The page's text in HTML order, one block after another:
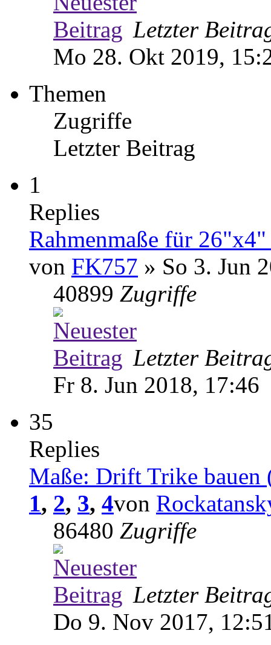
Letzter
Mo 28. Okt 2019,
Themen
Zugriffe
Letzter Beitrag
1
Replies
Rahmenmaße für
von FK757 » So 3. Jun
40899 Zugriffe
Letzter
Fr 8. Jun 2018, 17:46
35
Replies
Maße: Drift Trike bauen
1, 2, 3, 4von
86480 Zugriffe
Letzter
Do 9. Nov 2017,